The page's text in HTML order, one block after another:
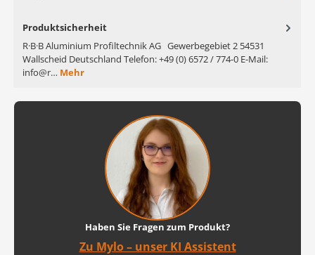
Produktsicherheit
R·B·B Aluminium Profiltechnik AG Gewerbegebiet 2 54531
Wallscheid Deutschland Telefon: +49 (0) 6572 / 774-0 E-Mail:
info@r… Mehr
Haben Sie Fragen zum Produkt?
Zu Mylo – unser KI Assistent